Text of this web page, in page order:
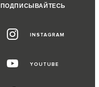
ПОДПИСЫВАЙТЕСЬ
INSTAGRAM
YOUTUBE